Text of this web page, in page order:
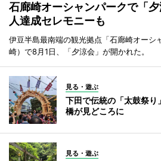
石廊崎オーシャンパークで「
人達成セレモニーも
伊豆半島最南端の観光拠点「石廊崎オーシ
崎）で8月1日、「夕涼会」が開かれた。
見る・遊ぶ
下田で伝統の「太鼓祭
橋が見どころに
見る・遊ぶ